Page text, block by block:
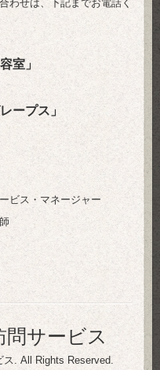
わせは、下記までお電話く
室」
ープス」
ス・マネージャー
問サービス
ス. All Rights Reserved.